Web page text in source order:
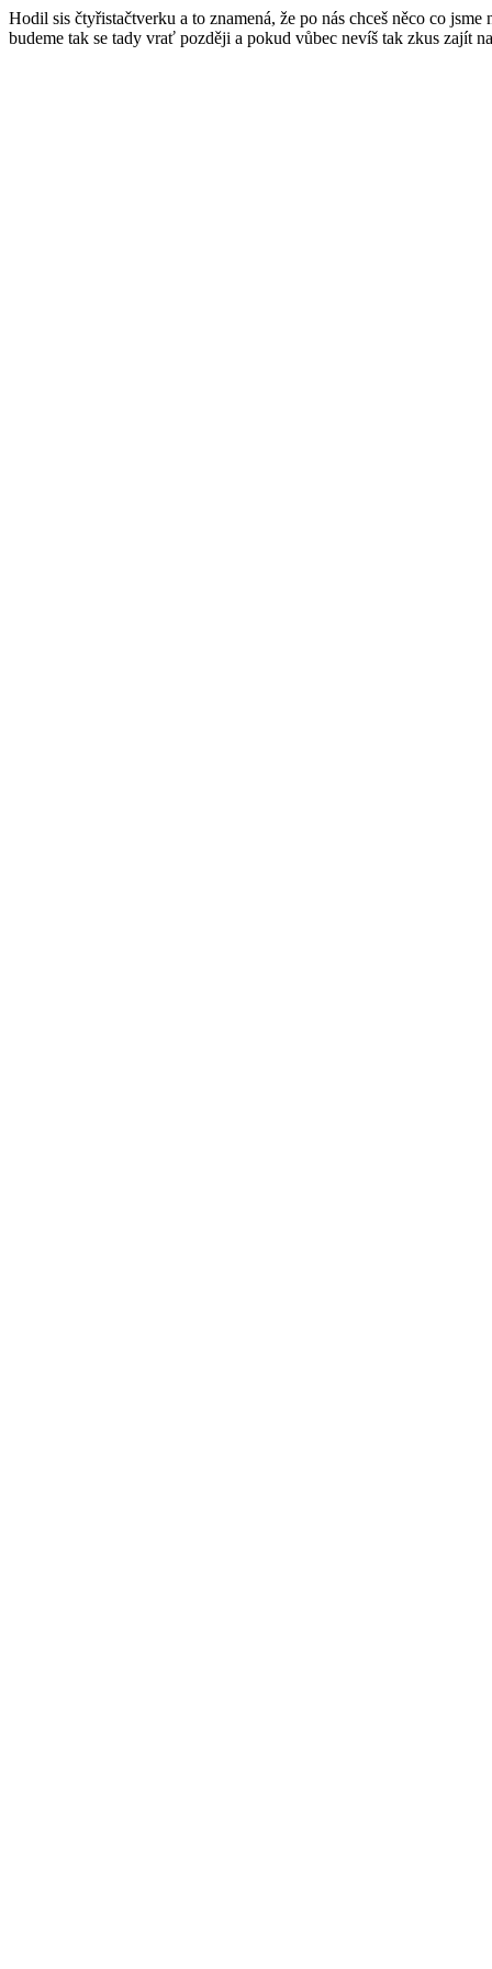
Hodil sis čtyřistačtverku a to znamená, že po nás chceš něco co
budeme tak se tady vrať později a pokud vůbec nevíš tak zkus zajít